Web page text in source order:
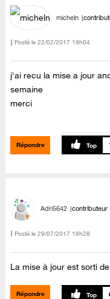
micheln
Posté le ‎22/02/2017 19h04
j'ai recu la mise a jour
semaine
merci
Répondre
Adri5642 contributeur
Posté le ‎29/07/2017 18h28
La mise à jour est sorti
Répondre